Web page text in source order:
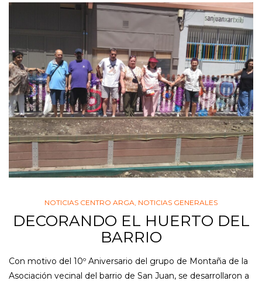
NOTICIAS CENTRO ARGA, NOTICIAS GENERALES
DECORANDO EL HUERTO DEL
BARRIO
Con motivo del 10º Aniversario del grupo de Montaña de la
Asociación vecinal del barrio de San Juan, se desarrollaron a